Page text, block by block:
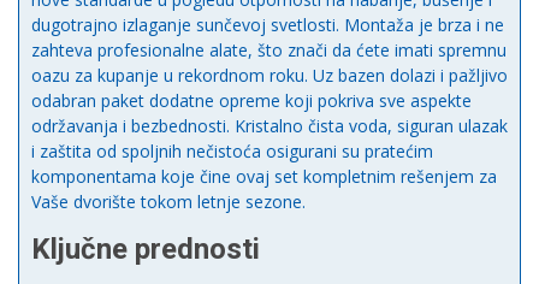
dugotrajno izlaganje sunčevoj svetlosti. Montaža je brza i ne
zahteva profesionalne alate, što znači da ćete imati spremnu
oazu za kupanje u rekordnom roku. Uz bazen dolazi i pažljivo
odabran paket dodatne opreme koji pokriva sve aspekte
održavanja i bezbednosti. Kristalno čista voda, siguran ulazak
i zaštita od spoljnih nečistoća osigurani su pratećim
komponentama koje čine ovaj set kompletnim rešenjem za
Vaše dvorište tokom letnje sezone.
Ključne prednosti